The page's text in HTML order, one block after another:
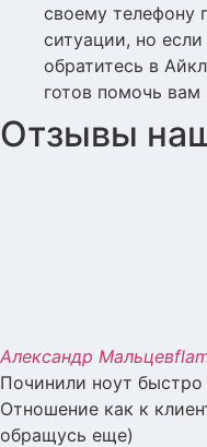
своему телефону
ситуации, но
обратитесь в
готов помочь
Отзывы
Александр Мальцев
Починили ноут быстро
Отношение как к
обращусь еще)